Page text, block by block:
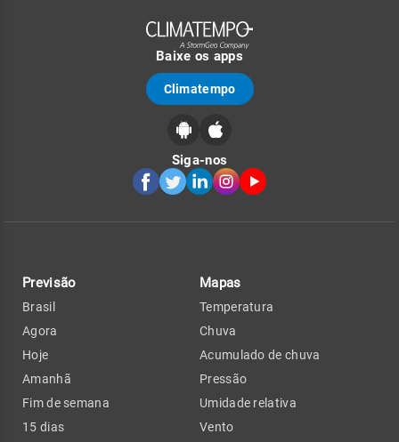
Baixe os apps
Climatempo
Siga-nos
Previsão
Brasil
Agora
Hoje
Amanhã
Fim de semana
15 dias
Mapas
Temperatura
Chuva
Acumulado de chuva
Pressão
Umidade relativa
Vento